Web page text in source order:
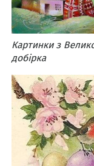
Картинки з
добірка